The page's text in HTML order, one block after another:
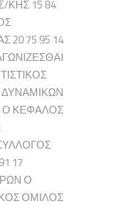
ΚΗΣ 15 84
20 75 95 14
ΚΕΦΑΛΟΣ
17
Ο
ΟΜΙΛΟΣ